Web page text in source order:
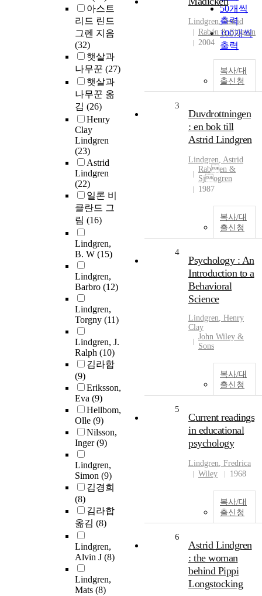
아스트
리드 린드
그렌 지음
(32)
햇살과
나무꾼 (27)
햇살과
나무꾼 옮
김 (26)
Henry
Clay
Lindgren
(23)
Astrid
Lindgren
(22)
일론 비
클란드 그
림 (16)
Lindgren,
B. W (15)
Lindgren,
Barbro (12)
Lindgren,
Torgny (11)
Lindgren, J.
Ralph (10)
김라합
(9)
Eriksson,
Eva (9)
Hellbom,
Olle (9)
Nilsson,
Inger(9)
Lindgren,
Simon (9)
김경희
(8)
김라합
옮김 (8)
Lindgren,
Alvin J (8)
Lindgren,
Mats (8)
50개씩
출력
100개씩
출력
Lindgren, Astrid
Rabén & Sjögren
2004
복사/대
출신청
3
Duvdrottningen
: en bok till
Astrid Lindgren
Lindgren, Astrid
Raben &
Sjogren
1987
복사/대
출신청
4
Psychology : An
Introduction to a
Behavioral
Science
Lindgren, Henry
Clay
John Wiley &
Sons
복사/대
출신청
5
Current readings
in educational
psychology
Lindgren, Fredrica
Wiley
1968
복사/대
출신청
6
Astrid Lindgren
: the woman
behind Pippi
Longstocking